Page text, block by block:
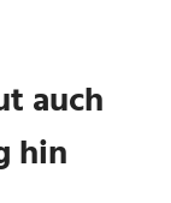
auch
hin